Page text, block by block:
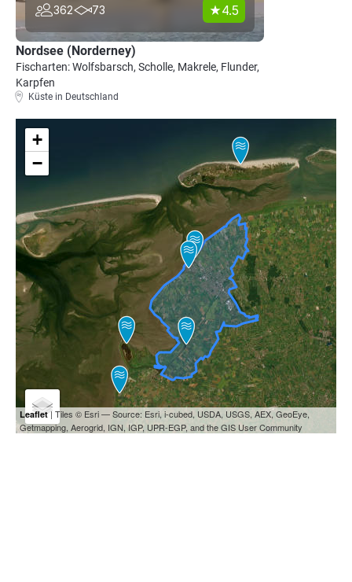
362 73 4.5
Nordsee (Norderney)
Fischarten: Wolfsbarsch, Scholle, Makrele, Flunder,
Karpfen
Küste in Deutschland
+
−
Leaflet| Tiles © Esri — Source: Esri, i-cubed, USDA, USGS, AEX, GeoEye,
Getmapping, Aerogrid, IGN, IGP, UPR-EGP, and the GIS User Community